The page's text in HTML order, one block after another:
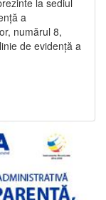
a
numărul 8,
de evidență a